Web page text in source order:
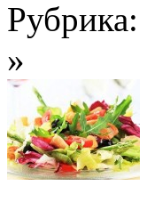
Рубрика:
»